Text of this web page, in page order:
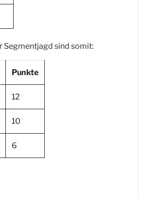
Segmentjagd sind somit:
Punkte
12
10
6